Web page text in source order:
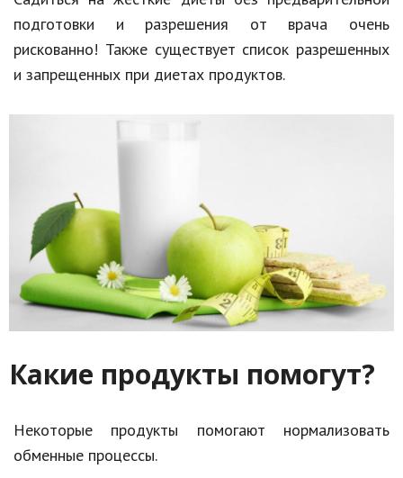
подготовки и разрешения от врача очень
рискованно! Также существует список разрешенных
и запрещенных при диетах продуктов.
Какие продукты помогут?
Некоторые продукты помогают нормализовать
обменные процессы.